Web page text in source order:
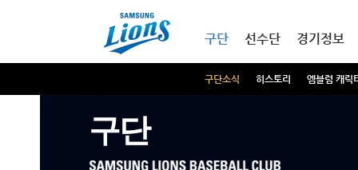
구단
구단소식 히스토리 엠블럼 캐릭
선수단 경기정보
구단